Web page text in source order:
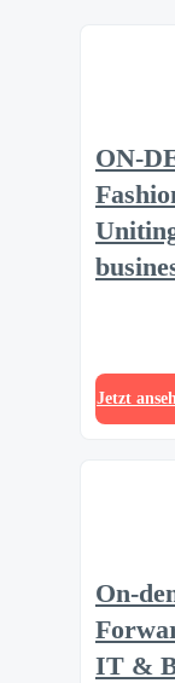
ON-
Jetzt
On-
IT &